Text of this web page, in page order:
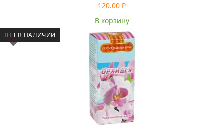
120.00 ₽
В корзину
НЕТ В НАЛИЧИИ